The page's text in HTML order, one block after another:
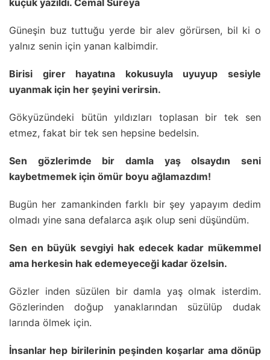
küçük yazıldı. Cemal Süreya
Güneşin buz tuttuğu yerde bir alev görürsen, bil ki o
yalnız senin için yanan kalbimdir.
Birisi girer hayatına kokusuyla uyuyup sesiyle
uyanmak için her şeyini verirsin.
Gökyüzündeki bütün yıldızları toplasan bir tek sen
etmez, fakat bir tek sen hepsine bedelsin.
Sen gözlerimde bir damla yaş olsaydın seni
kaybetmemek için ömür boyu ağlamazdım!
Bugün her zamankinden farklı bir şey yapayım dedim
olmadı yine sana defalarca aşık olup seni düşündüm.
Sen en büyük sevgiyi hak edecek kadar mükemmel
ama herkesin hak edemeyeceği kadar özelsin.
Gözler inden süzülen bir damla yaş olmak isterdim.
Gözlerinden doğup yanaklarından süzülüp dudak
larında ölmek için.
İnsanlar hep birilerinin peşinden koşarlar ama dönüp